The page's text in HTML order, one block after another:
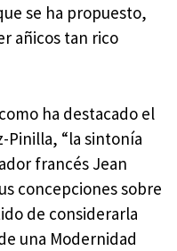
se ha propuesto,
añicos tan rico
ha destacado el
Pinilla, “la sintonía
francés Jean
concepciones sobre
de considerarla
una Modernidad